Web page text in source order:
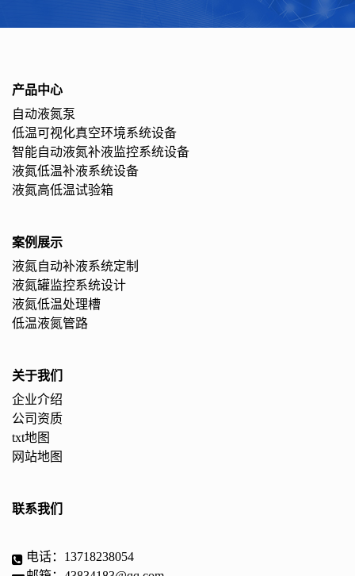
产品中心
自动液氮泵
低温可视化真空环境系统设备
智能自动液氮补液监控系统设备
液氮低温补液系统设备
液氮高低温试验箱
案例展示
液氮自动补液系统定制
液氮罐监控系统设计
液氮低温处理槽
低温液氮管路
关于我们
企业介绍
公司资质
txt地图
网站地图
联系我们
电话：13718238054